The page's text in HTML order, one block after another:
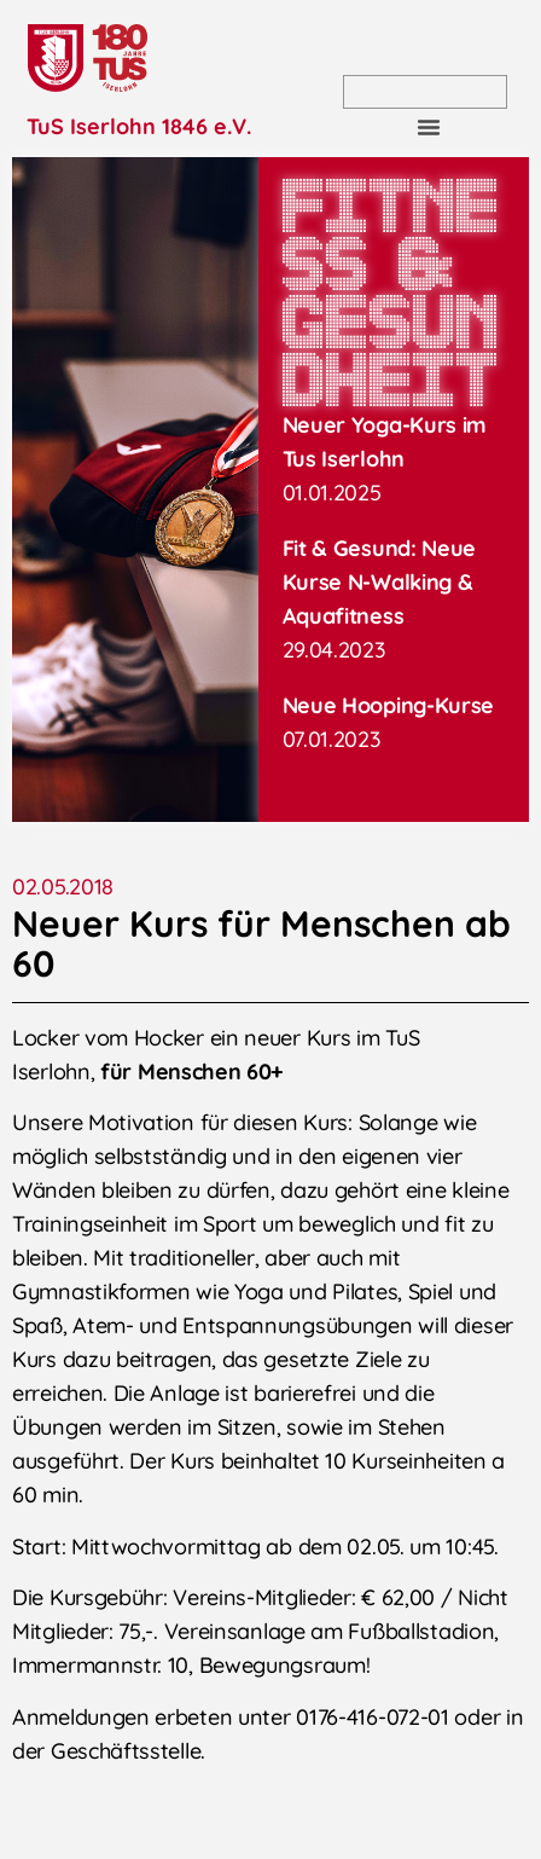
TuS Iserlohn 1846 e.V.
Fitne
ss &
Gesun
dheit
Neuer Yoga-Kurs im
Tus Iserlohn
01.01.2025
Fit & Gesund: Neue
Kurse N-Walking &
Aquafitness
29.04.2023
Neue Hooping-Kurse
07.01.2023
02.05.2018
Neuer Kurs für Menschen ab
60
Locker vom Hocker ein neuer Kurs im TuS
Iserlohn, für Menschen 60+
Unsere Motivation für diesen Kurs: Solange wie
möglich selbstständig und in den eigenen vier
Wänden bleiben zu dürfen, dazu gehört eine kleine
Trainingseinheit im Sport um beweglich und fit zu
bleiben. Mit traditioneller, aber auch mit
Gymnastikformen wie Yoga und Pilates, Spiel und
Spaß, Atem- und Entspannungsübungen will dieser
Kurs dazu beitragen, das gesetzte Ziele zu
erreichen. Die Anlage ist barierefrei und die
Übungen werden im Sitzen, sowie im Stehen
ausgeführt. Der Kurs beinhaltet 10 Kurseinheiten a
60 min.
Start: Mittwochvormittag ab dem 02.05. um 10:45.
Die Kursgebühr: Vereins-Mitglieder: € 62,00 / Nicht
Mitglieder: 75,-. Vereinsanlage am Fußballstadion,
Immermannstr. 10, Bewegungsraum!
Anmeldungen erbeten unter 0176-416-072-01 oder in
der Geschäftsstelle.